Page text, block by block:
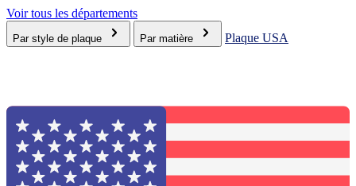
Voir tous les départements
Par style de plaque Par matière Plaque USA